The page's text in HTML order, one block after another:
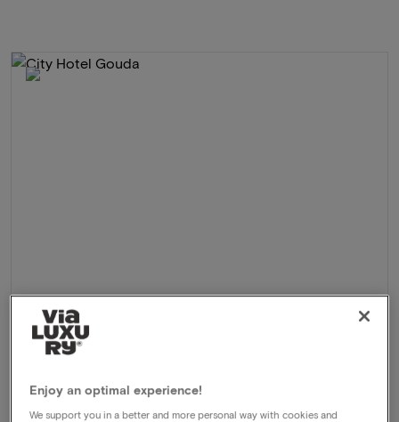
City Hotel Gouda
Gouda, Pays-Bas
Formule 1 nuit pour 2 personnes comprenant:
Enjoy an optimal experience!
We support you in a better and more personal way with cookies and